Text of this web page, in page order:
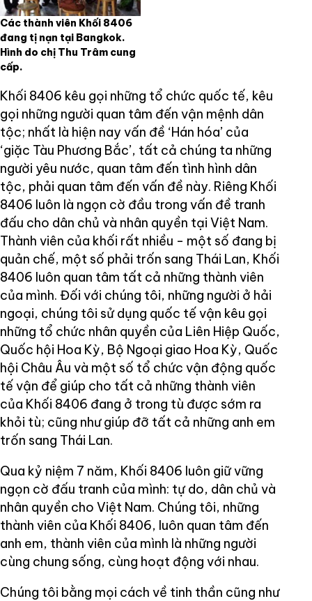
Các thành viên Khối 8406
đang tị nạn tại Bangkok.
Hình do chị Thu Trâm cung
cấp.
Khối 8406 kêu gọi những tổ chức quốc tế, kêu
gọi những người quan tâm đến vận mệnh dân
tộc; nhất là hiện nay vấn đề ‘Hán hóa’ của
‘giặc Tàu Phương Bắc’, tất cả chúng ta những
người yêu nước, quan tâm đến tình hình dân
tộc, phải quan tâm đến vấn đề này. Riêng Khối
8406 luôn là ngọn cờ đầu trong vấn đề tranh
đấu cho dân chủ và nhân quyền tại Việt Nam.
Thành viên của khối rất nhiều - một số đang bị
quản chế, một số phải trốn sang Thái Lan, Khối
8406 luôn quan tâm tất cả những thành viên
của mình. Đối với chúng tôi, những người ở hải
ngoại, chúng tôi sử dụng quốc tế vận kêu gọi
những tổ chức nhân quyền của Liên Hiệp Quốc,
Quốc hội Hoa Kỳ, Bộ Ngoại giao Hoa Kỳ, Quốc
hội Châu Âu và một số tổ chức vận động quốc
tế vận để giúp cho tất cả những thành viên
của Khối 8406 đang ở trong tù được sớm ra
khỏi tù; cũng như giúp đỡ tất cả những anh em
trốn sang Thái Lan.
Qua kỷ niệm 7 năm, Khối 8406 luôn giữ vững
ngọn cờ đấu tranh của mình: tự do, dân chủ và
nhân quyền cho Việt Nam. Chúng tôi, những
thành viên của Khối 8406, luôn quan tâm đến
anh em, thành viên của mình là những người
cùng chung sống, cùng hoạt động với nhau.
Chúng tôi bằng mọi cách về tinh thần cũng như